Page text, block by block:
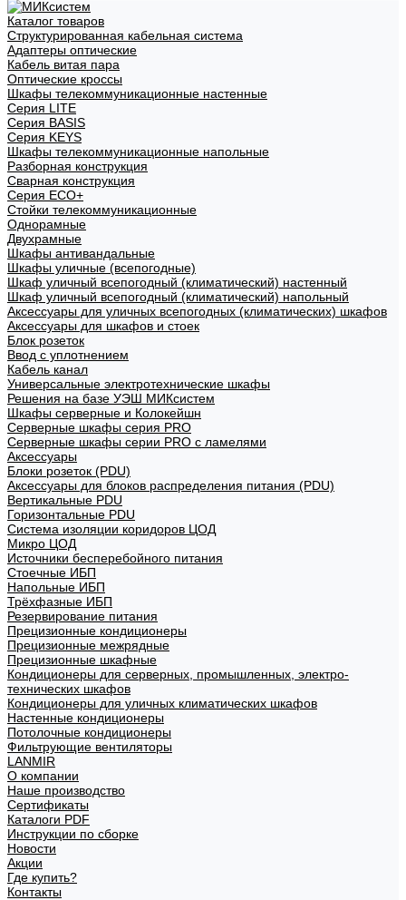
Каталог товаров
Структурированная кабельная система
Адаптеры оптические
Кабель витая пара
Оптические кроссы
Шкафы телекоммуникационные настенные
Cерия LITE
Cерия BASIS
Cерия KEYS
Шкафы телекоммуникационные напольные
Разборная конструкция
Сварная конструкция
Серия ECO+
Стойки телекоммуникационные
Однорамные
Двухрамные
Шкафы антивандальные
Шкафы уличные (всепогодные)
Шкаф уличный всепогодный (климатический) настенный
Шкаф уличный всепогодный (климатический) напольный
Аксессуары для уличных всепогодных (климатических) шкафов
Аксессуары для шкафов и стоек
Блок розеток
Ввод с уплотнением
Кабель канал
Универсальные электротехнические шкафы
Решения на базе УЭШ МИКсистем
Шкафы серверные и Колокейшн
Серверные шкафы серия PRO
Серверные шкафы серии PRO с ламелями
Аксессуары
Блоки розеток (PDU)
Аксессуары для блоков распределения питания (PDU)
Вертикальные PDU
Горизонтальные PDU
Система изоляции коридоров ЦОД
Микро ЦОД
Источники бесперебойного питания
Стоечные ИБП
Напольные ИБП
Трёхфазные ИБП
Резервирование питания
Прецизионные кондиционеры
Прецизионные межрядные
Прецизионные шкафные
Кондиционеры для серверных, промышленных, электро-
технических шкафов
Кондиционеры для уличных климатических шкафов
Настенные кондиционеры
Потолочные кондиционеры
Фильтрующие вентиляторы
LANMIR
О компании
Наше производство
Сертификаты
Каталоги PDF
Инструкции по сборке
Новости
Акции
Где купить?
Контакты